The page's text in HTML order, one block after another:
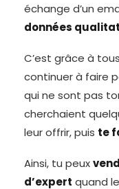
échange d’un
données
C’est grâce à
continuer à faire
qui ne sont pas
cherchaient
leur offrir, puis te
Ainsi, tu peux
d’expert quand